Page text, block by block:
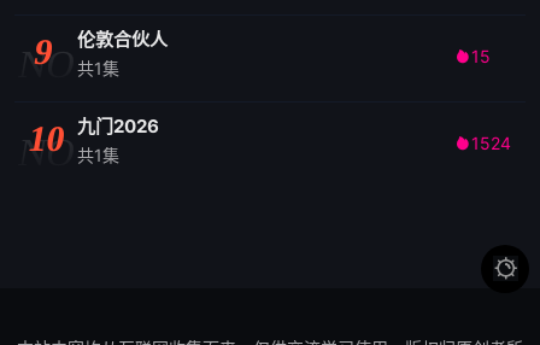
NO
9 伦敦合伙人
共1集
15
NO
10 九门2026
共1集
1524
